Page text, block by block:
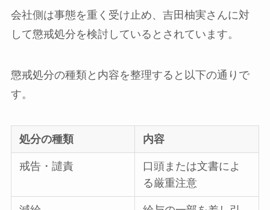
会社側は事態を重く受け止め、吉田柚実さんに対
して懲戒処分を検討しているとされています。
懲戒処分の種類と内容を整理すると以下の通りで
す。
処分の種類 内容
戒告・譴責
口頭または文書によ
る厳重注意